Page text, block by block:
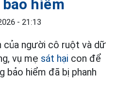
hiểm
- 21:13
của người cô ruột và dữ
vụ mẹ sát hại con để
bảo hiểm đã bị phanh